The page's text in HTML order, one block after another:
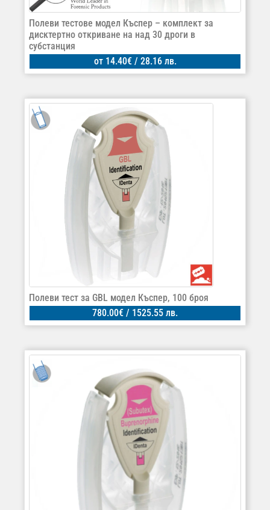
Полеви тестове модел Къспер – комплект за
дисктертно откриване на над 30 дроги в
субстанция
от 14.40€/ 28.16 лв.
Полеви тест за GBL модел Къспер, 100 броя
780.00€ / 1525.55 лв.